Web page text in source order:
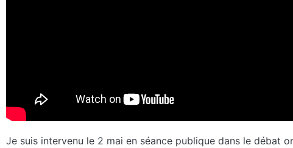
Je suis intervenu le 2 mai en séance publique dans le débat